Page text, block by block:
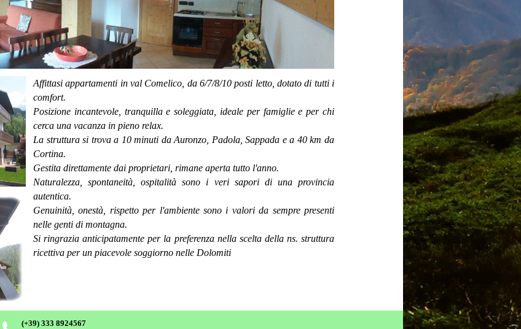
Affittasi appartamenti in val Comelico, da 6/7/8/10 posti letto, dotato di tutti i
comfort.
Posizione incantevole, tranquilla e soleggiata, ideale per famiglie e per chi
cerca una vacanza in pieno relax.
La struttura si trova a 10 minuti da Auronzo, Padola, Sappada e a 40 km da
Cortina.
Gestita direttamente dai proprietari, rimane aperta tutto l'anno.
Naturalezza, spontaneità, ospitalità sono i veri sapori di una provincia
autentica.
Genuinità, onestà, rispetto per l'ambiente sono i valori da sempre presenti
nelle genti di montagna.
Si ringrazia anticipatamente per la preferenza nella scelta della ns. struttura
ricettiva per un piacevole soggiorno nelle Dolomiti
(+39) 333 8924567